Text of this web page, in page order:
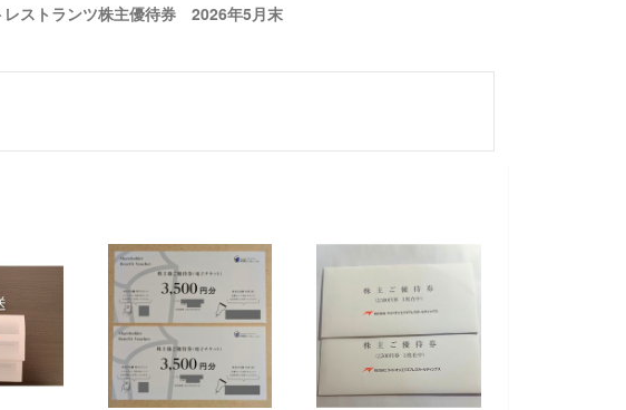
ストランツ株主優待券 2026年5月末